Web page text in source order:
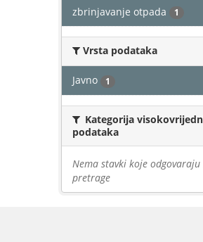
zbrinjavanje otpada 1
Vrsta podataka
Javno 1
Kategorija
podataka
Nema stavki koje
pretrage